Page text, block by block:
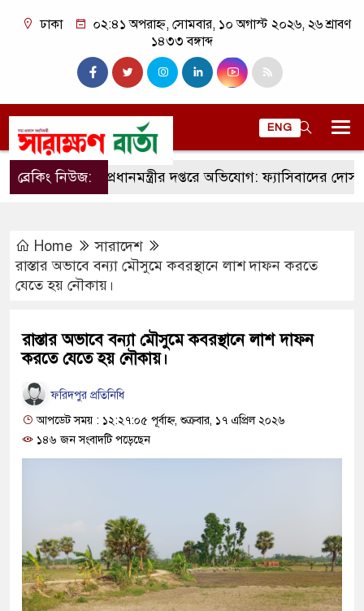
ঢাকা
০২:৪১ অপরাহ্ন, সোমবার, ১০ অগাস্ট ২০২৬, ২৬ শ্রাবণ
১৪৩৩ বঙ্গাব্দ
ENG
ব্রেকিং নিউজ:প্রধানমন্ত্রীর দপ্তরে অভিযোগ: ফ্যাসিবাদের দোসর
Home
সারাদেশ
রাস্তার অভাবে বন্যা মৌসুমে কবরস্থানে লাশ দাফন করতে
যেতে হয় নৌকায়।
রাস্তার অভাবে বন্যা মৌসুমে কবরস্থানে লাশ দাফন
করতে যেতে হয় নৌকায়।
ফরিদপুর প্রতিনিধি
আপডেট সময় : ১২:২৭:০৫ পূর্বাহ্ন, শুক্রবার, ১৭ এপ্রিল ২০২৬
১৪৬ জন সংবাদটি পড়েছেন